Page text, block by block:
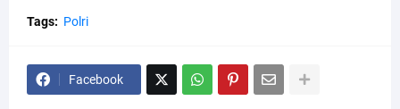
Tags: Polri
Facebook